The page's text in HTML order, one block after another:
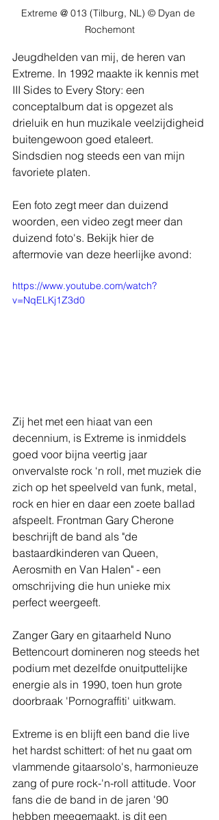
Extreme @ 013 (Tilburg, NL) © Dyan de
Rochemont
Jeugdhelden van mij, de heren van
Extreme. In 1992 maakte ik kennis met
III Sides to Every Story: een
conceptalbum dat is opgezet als
drieluik en hun muzikale veelzijdigheid
buitengewoon goed etaleert.
Sindsdien nog steeds een van mijn
favoriete platen.
Een foto zegt meer dan duizend
woorden, een video zegt meer dan
duizend foto's. Bekijk hier de
aftermovie van deze heerlijke avond:
https://www.youtube.com/watch?
v=NqELKj1Z3d0
Zij het met een hiaat van een
decennium, is Extreme is inmiddels
goed voor bijna veertig jaar
onvervalste rock ‘n roll, met muziek die
zich op het speelveld van funk, metal,
rock en hier en daar een zoete ballad
afspeelt. Frontman Gary Cherone
beschrijft de band als "de
bastaardkinderen van Queen,
Aerosmith en Van Halen" - een
omschrijving die hun unieke mix
perfect weergeeft.
Zanger Gary en gitaarheld Nuno
Bettencourt domineren nog steeds het
podium met dezelfde onuitputtelijke
energie als in 1990, toen hun grote
doorbraak 'Pornograffiti' uitkwam.
Extreme is en blijft een band die live
het hardst schittert: of het nu gaat om
vlammende gitaarsolo's, harmonieuze
zang of pure rock-'n-roll attitude. Voor
fans die de band in de jaren '90
hebben meegemaakt, is dit een